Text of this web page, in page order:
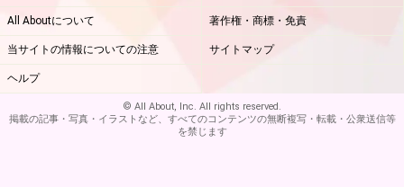
All Aboutについて 著作権・商標・免責
当サイトの情報についての注意 サイトマップ
ヘルプ
© All About, Inc. All rights reserved.
掲載の記事・写真・イラストなど、すべてのコンテンツの無断複写・転載・公衆送信等
を禁じます